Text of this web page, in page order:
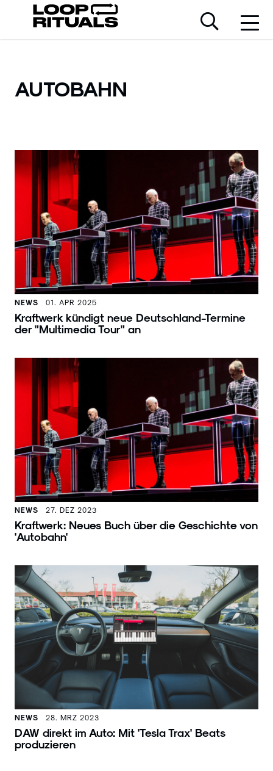
AUTOBAHN
NEWS 01. APR 2025
Kraftwerk kündigt neue Deutschland-Termine
der "Multimedia Tour" an
NEWS 27. DEZ 2023
Kraftwerk: Neues Buch über die Geschichte von
'Autobahn'
NEWS 28. MRZ 2023
DAW direkt im Auto: Mit 'Tesla Trax' Beats
produzieren